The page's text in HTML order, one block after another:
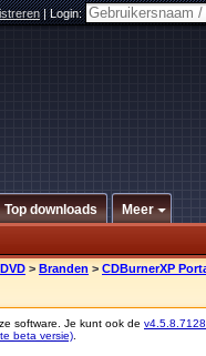
|Login:
Top downloads Meer
> Branden > CDBurnerXP
software. Je kunt ook de
beta versie)